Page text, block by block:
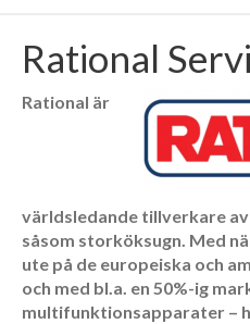
RESERVDELAR
RESERVDELAR
RESERVDELAR
TILLBEHÖR
BLI
KUND
Rational
Rational är
världsledande tillverkare
såsom storköksugn. Med
ute på de europeiska och
och med bl.a. en 50%-ig
multifunktionsapparater –